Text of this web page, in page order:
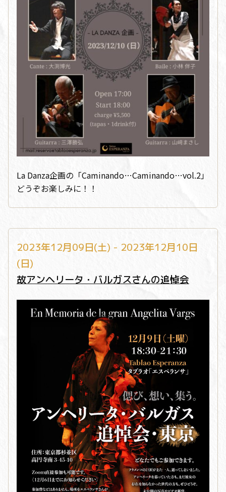
La Danza企画の「Caminando…Caminando…vol.2」
どうぞお楽しみに！！
2023年12月09日(土) - 2023年12月10日
(日)
故アンヘリータ・バルガスさんの追悼会